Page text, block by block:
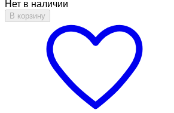
Нет в наличии
В корзину